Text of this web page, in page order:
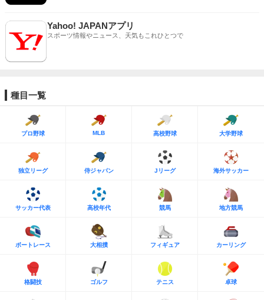
Yahoo! JAPANアプリ
スポーツ情報やニュース、天気もこれひとつで
種目一覧
プロ野球 MLB 高校野球 大学野球
独立リーグ 侍ジャパン Jリーグ 海外サッカー
サッカー代表 高校年代 競馬 地方競馬
ボートレース 大相撲 フィギュア カーリング
格闘技 ゴルフ テニス 卓球